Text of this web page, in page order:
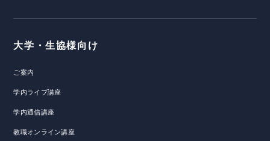
大学・生協様向け
ご案内
学内ライブ講座
学内通信講座
教職オンライン講座